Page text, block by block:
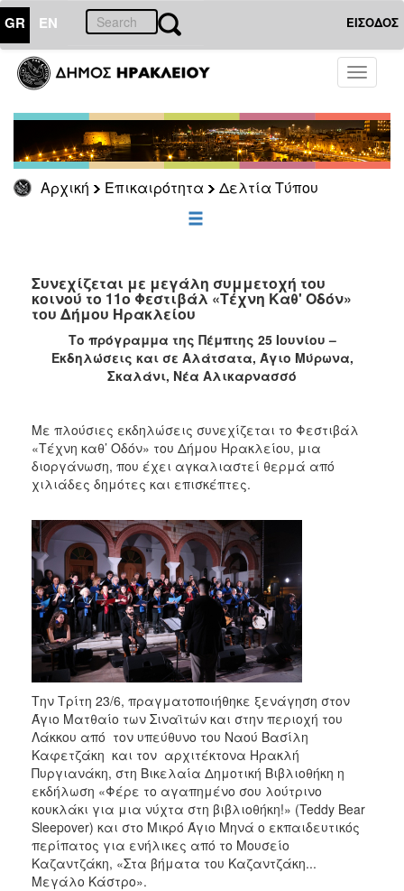
GR EN ΕΙΣΟΔΟΣ
Toggle
Αρχική Επικαιρότητα Δελτία Τύπου
ΕΠΙΚΑΙΡΟΤΗΤΑ
Τύπου
Αρχείο
ΕΠΙΣΚΕΠΤΗΣ
ΗΡΑΚΛΕΙΟ
Συνεχίζεται με μεγάλη συμμετοχή του
κοινού το 11ο Φεστιβάλ «Τέχνη Καθ' Οδόν»
του Δήμου Ηρακλείου
Το πρόγραμμα της Πέμπτης 25 Ιουνίου –
Εκδηλώσεις και σε Αλάτσατα, Άγιο Μύρωνα,
Σκαλάνι, Νέα Αλικαρνασσό
Με πλούσιες εκδηλώσεις συνεχίζεται το Φεστιβάλ
«Τέχνη καθ’ Οδόν» του Δήμου Ηρακλείου, μια
διοργάνωση, που έχει αγκαλιαστεί θερμά από
χιλιάδες δημότες και επισκέπτες.
Την Τρίτη 23/6, πραγματοποιήθηκε ξενάγηση στον
Άγιο Ματθαίο των Σιναϊτών και στην περιοχή του
Λάκκου από τον υπεύθυνο του Ναού Βασίλη
Καφετζάκη και τον αρχιτέκτονα Ηρακλή
Πυργιανάκη, στη Βικελαία Δημοτική Βιβλιοθήκη η
εκδήλωση «Φέρε το αγαπημένο σου λούτρινο
κουκλάκι για μια νύχτα στη βιβλιοθήκη!» (Teddy Bear
Sleepover) και στο Μικρό Άγιο Μηνά ο εκπαιδευτικός
περίπατος για ενήλικες από το Μουσείο
Καζαντζάκη, «Στα βήματα του Καζαντζάκη...
Μεγάλο Κάστρο».